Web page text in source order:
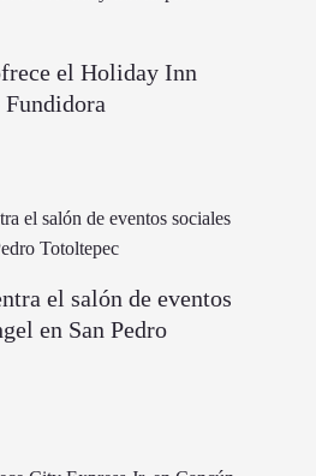
el Holiday Inn
Fundidora
el salón de eventos
en San Pedro